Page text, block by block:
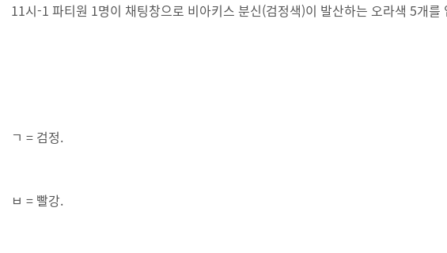
11시-1 파티원 1명이 채팅창으로 비아키스 분신(검정색)이 발산하는 오라색 5개를
ㄱ = 검정.
ㅂ = 빨강.